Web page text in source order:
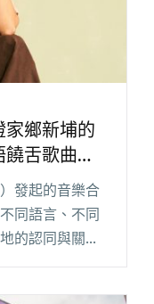
家鄉新埔的
饒舌歌曲
後才能體會
發起的音樂合
同語言、不同
的認同與關
，邀請包括